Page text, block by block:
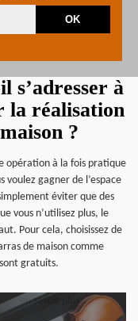
s’adresser à
la réalisation
?
opération à la fois pratique
gagner de l’espace
éviter que des
vous n’utilisez plus, le
Pour cela, choisissez de
de maison comme
gratuits.
en savoir plus